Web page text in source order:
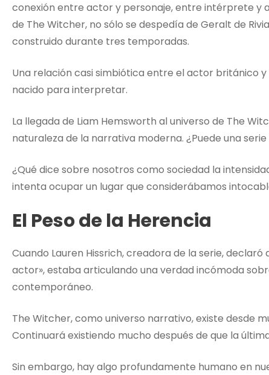
conexión entre actor y personaje, entre intérprete y
de The Witcher, no sólo se despedía de Geralt de
construido durante tres temporadas.
Una relación casi simbiótica entre el actor británico
nacido para interpretar.
La llegada de Liam Hemsworth al universo de The
naturaleza de la narrativa moderna. ¿Puede una
¿Qué dice sobre nosotros como sociedad la
intenta ocupar un lugar que considerábamos
El Peso de la Herencia
Cuando Lauren Hissrich, creadora de la serie,
actor», estaba articulando una verdad incómoda
contemporáneo.
The Witcher, como universo narrativo, existe desde
Continuará existiendo mucho después de que la
Sin embargo, hay algo profundamente humano en